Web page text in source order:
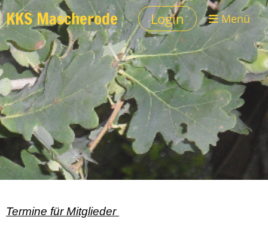
KKS Mascherode Login Menü
Termine für Mitglieder